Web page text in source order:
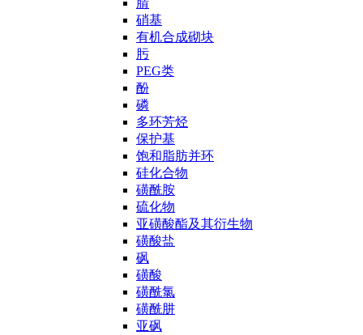
腈
硝基
有机合成砌块
肟
PEG类
酚
磷
多环芳烃
保护基
饱和脂肪并环
硅化合物
磺酰胺
硫化物
亚磺酸酯及其衍生物
磺酸盐
砜
磺酸
磺酰氯
磺酰肼
亚砜